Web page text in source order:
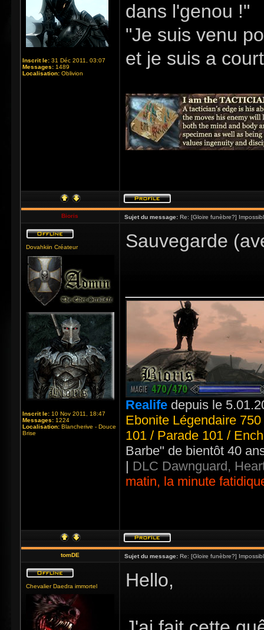
Inscrit le: 31 Déc 2011, 03:07
Messages: 1489
Localisation: Oblivion
dans l'genou !"
"Je suis venu
et je suis a
Bioris Sujet du message: Re: [Gloire funèbre?]
Dovahkiin Créateur
Inscrit le: 10 Nov 2011, 18:47
Messages: 1224
Localisation: Blancherive - Douce
Brise
Sauvegarde
Realife depuis le
Ebonite Légendaire
101 / Parade 101 /
Barbe" de bientôt 40
| DLC Dawnguard,
matin, la minute
tomDE Sujet du message: Re: [Gloire funèbre?]
Chevalier Daedra immortel Hello,